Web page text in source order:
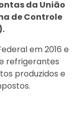
da União
de Controle
em 2016 e
refrigerantes
produzidos e